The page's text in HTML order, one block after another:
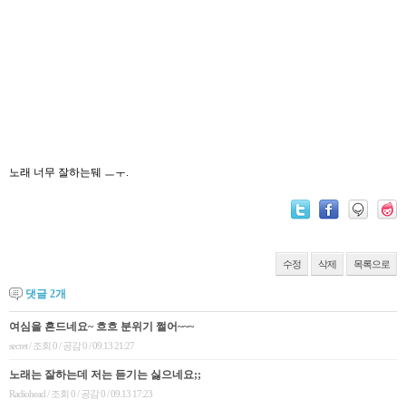
노래 너무 잘하는뒈 ㅡㅜ.
수정 삭제 목록으로
댓글 2개